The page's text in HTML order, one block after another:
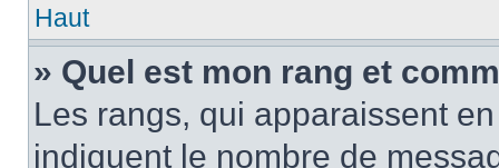
Haut
» Quel est mon rang et
Les rangs, qui apparaissent
indiquent le nombre de